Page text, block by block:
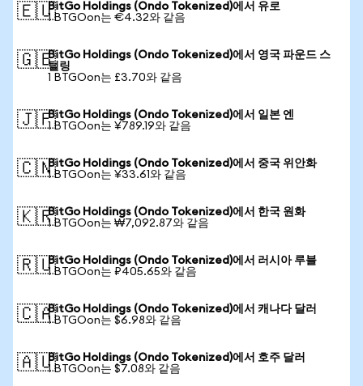
🇪🇺BitGo Holdings (Ondo Tokenized)에서 유로
1 BTGOon는 €4.32와 같음
🇬🇧BitGo Holdings (Ondo Tokenized)에서 영국 파운드 스
털링
1 BTGOon는 £3.70와 같음
🇯🇵BitGo Holdings (Ondo Tokenized)에서 일본 엔
1 BTGOon는 ¥789.19와 같음
🇨🇳BitGo Holdings (Ondo Tokenized)에서 중국 위안화
1 BTGOon는 ¥33.61와 같음
🇰🇷BitGo Holdings (Ondo Tokenized)에서 한국 원화
1 BTGOon는 ₩7,092.87와 같음
🇷🇺BitGo Holdings (Ondo Tokenized)에서 러시아 루블
1 BTGOon는 ₽405.65와 같음
🇨🇦BitGo Holdings (Ondo Tokenized)에서 캐나다 달러
1 BTGOon는 $6.98와 같음
🇦🇺BitGo Holdings (Ondo Tokenized)에서 호주 달러
1 BTGOon는 $7.08와 같음